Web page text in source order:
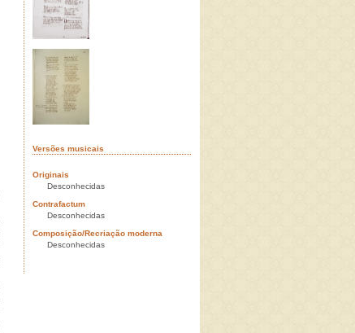
Versões musicais
Originais
Desconhecidas
Contrafactum
Desconhecidas
Composição/Recriação moderna
Desconhecidas